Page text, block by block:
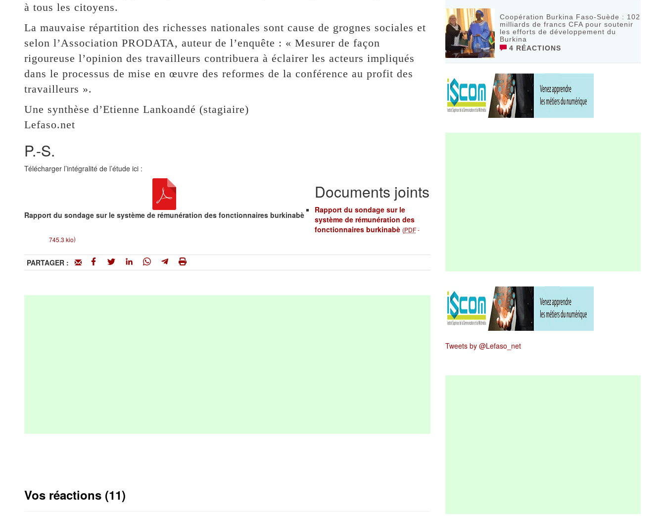
à tous les citoyens.
La mauvaise répartition des richesses nationales sont cause de grognes sociales et
selon l’Association PRODATA, auteur de l’enquête : « Mesurer de façon
rigoureuse l’opinion des travailleurs contribuera à éclairer les acteurs impliqués
dans le processus de mise en œuvre des reformes de la conférence au profit des
travailleurs ».
Une synthèse d’Etienne Lankoandé (stagiaire)
Lefaso.net
P.-S.
Télécharger l’intégralité de l’étude ici :
Rapport du sondage sur le système de rémunération des fonctionnaires burkinabè
Documents joints
Rapport du sondage sur le
système de rémunération des
fonctionnaires burkinabè (PDF-
745.3 kio)
PARTAGER :
Vos réactions (11)
Coopération Burkina Faso-Suède : 102
milliards de francs CFA pour soutenir
les efforts de développement du
Burkina
4 RÉACTIONS
Tweets by @Lefaso_net